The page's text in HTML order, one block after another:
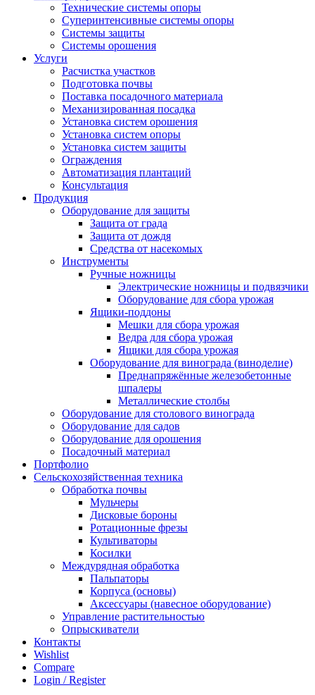
Технические системы опоры
Суперинтенсивные системы опоры
Системы защиты
Системы орошения
Услуги
Расчистка участков
Подготовка почвы
Поставка посадочного материала
Механизированная посадка
Установка систем орошения
Установка систем опоры
Установка систем защиты
Ограждения
Автоматизация плантаций
Консультация
Продукция
Оборудование для защиты
Защита от града
Защита от дождя
Средства от насекомых
Инструменты
Ручные ножницы
Электрические ножницы и подвязчики
Оборудование для сбора урожая
Ящики-поддоны
Мешки для сбора урожая
Ведра для сбора урожая
Ящики для сбора урожая
Оборудование для винограда (виноделие)
Преднапряжённые железобетонные
шпалеры
Металлические столбы
Оборудование для столового винограда
Оборудование для садов
Оборудование для орошения
Посадочный материал
Портфолио
Сельскохозяйственная техника
Обработка почвы
Мульчеры
Дисковые бороны
Ротационные фрезы
Культиваторы
Косилки
Междурядная обработка
Пальпаторы
Корпуса (основы)
Аксессуары (навесное оборудование)
Управление растительностью
Опрыскиватели
Контакты
Wishlist
Compare
Login / Register